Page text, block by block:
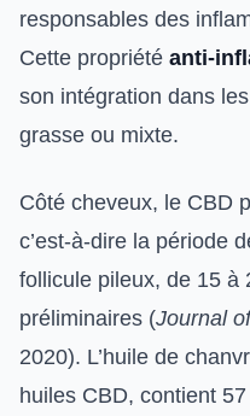
responsables des
Cette propriété anti-
son intégration dans
grasse ou mixte.
Côté cheveux, le CBD
c’est-à-dire la période
follicule pileux, de 15 à
préliminaires (Journal
2020). L’huile de
huiles CBD, contient